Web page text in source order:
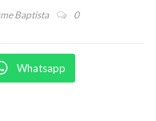
Baptista 0
Whatsapp